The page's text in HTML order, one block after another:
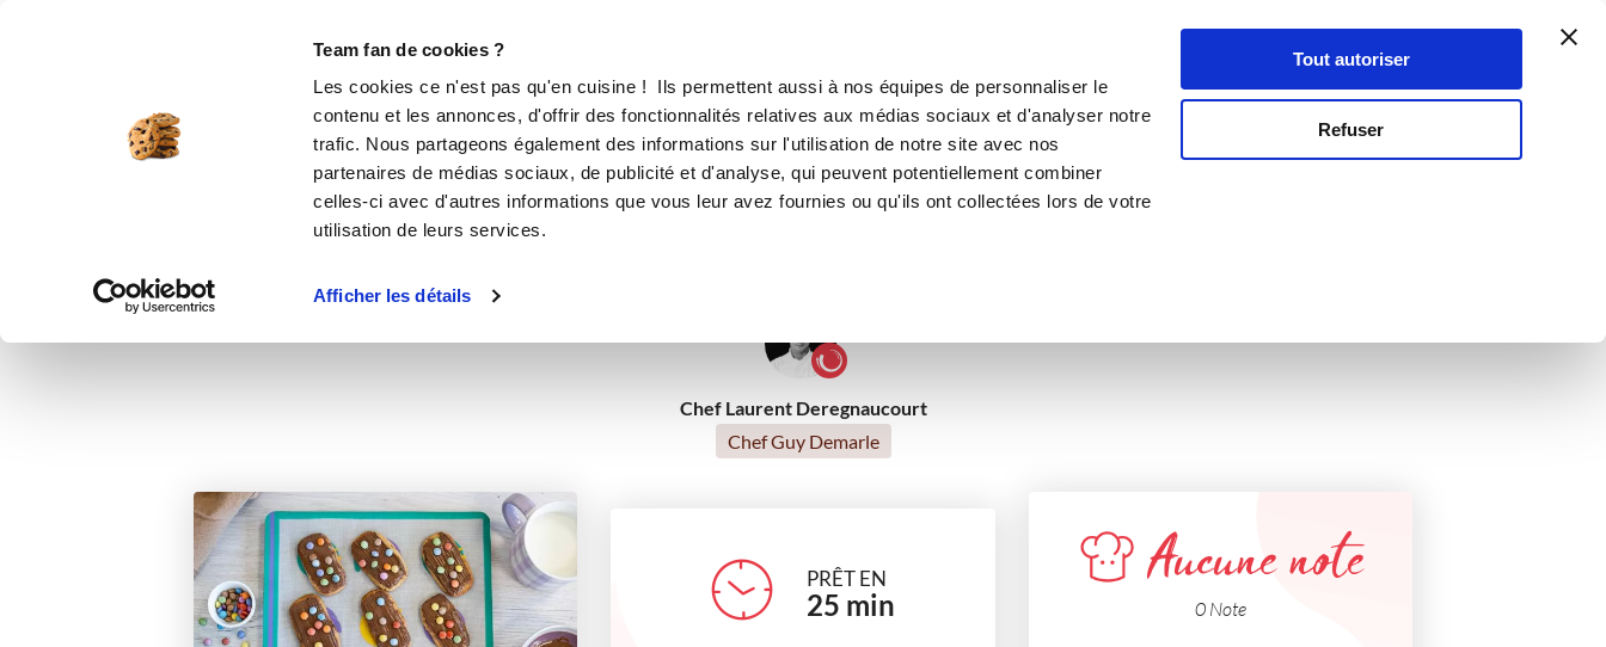
Team fan de cookies ?
Les cookies ce n'est pas qu'en cuisine ! Ils permettent aussi à nos équipes de personnaliser le
contenu et les annonces, d'offrir des fonctionnalités relatives aux médias sociaux et d'analyser notre
trafic. Nous partageons également des informations sur l'utilisation de notre site avec nos
partenaires de médias sociaux, de publicité et d'analyse, qui peuvent potentiellement combiner
celles-ci avec d'autres informations que vous leur avez fournies ou qu'ils ont collectées lors de votre
utilisation de leurs services.
Afficher les détails
Tout autoriser
Refuser
Se connecter
Les cookies enchantés aux Smarties
Chocolat addict Petits gourmands
Chef Laurent Deregnaucourt
Chef Guy Demarle
PRÊT EN
25 min
Aucune note
0 Note